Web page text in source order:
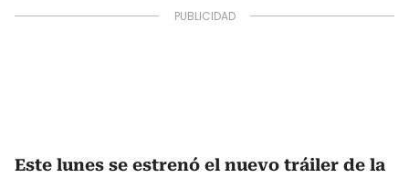
Este lunes se estrenó el nuevo tráiler de la